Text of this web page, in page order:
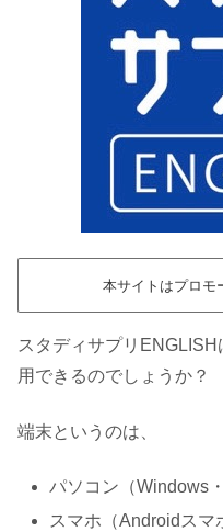
本サイトはプロモ
スタディサプリ
用できるのでしょうか？
端末というのは、
パソコン（Windows・
スマホ（Androidスマ